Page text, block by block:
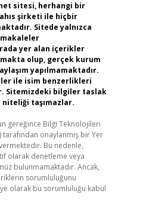
sitesi, herhangi bir
şirketi ile hiçbir
Sitede yalnızca
makaleler
yer alan içerikler
olup, gerçek kurum
yapılmamaktadır.
ile isim benzerlikleri
Sitemizdeki bilgiler taslak
taşımazlar.
gereğince Bilgi Teknolojileri
tarafından onaylanmış bir Yer
Bu nedenle,
olarak denetleme veya
bulunmamaktadır. Ancak,
sorumluluğunu
olarak bu sorumluluğu kabul